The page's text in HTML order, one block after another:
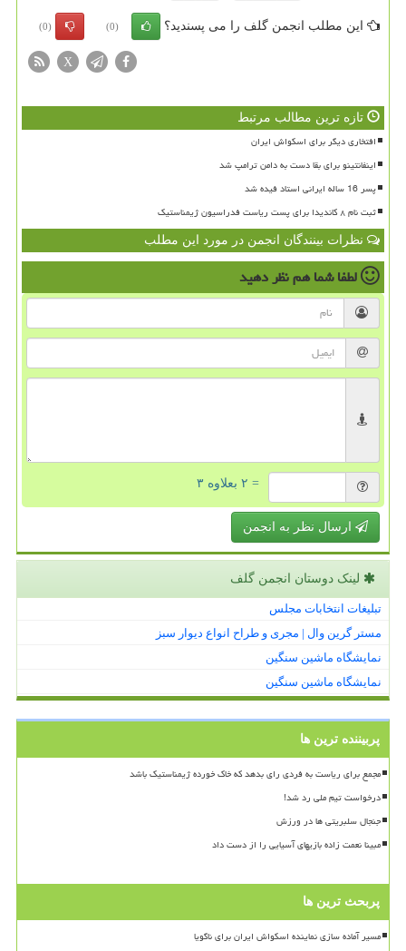
این مطلب انجمن گلف را می پسندید؟ (0)
(0)
X
تازه ترین مطالب مرتبط
افتخاری دیگر برای اسکواش ایران
اینفانتینو برای بقا دست به دامن ترامپ شد
پسر 16 ساله ایرانی استاد فیده شد
ثبت نام ۸ کاندیدا برای پست ریاست فدراسیون ژیمناستیک
نظرات بینندگان انجمن در مورد این مطلب
لطفا شما همنظر دهید
= ۲ بعلاوه ۳
ارسال نظر به انجمن
لینک دوستان انجمن گلف
تبلیغات انتخابات مجلس
مستر گرین وال | مجری و طراح انواع دیوار سبز
نمایشگاه ماشین سنگین
نمایشگاه ماشین سنگین
پربیننده ترین ها
مجمع برای ریاست به فردی رای بدهد که خاک خورده ژیمناستیک باشد
درخواست تیم ملی رد شد!
جنجال سلبریتی ها در ورزش
مبینا نعمت زاده بازیهای آسیایی را از دست داد
پربحث ترین ها
مسیر آماده سازی نماینده اسکواش ایران برای ناگویا